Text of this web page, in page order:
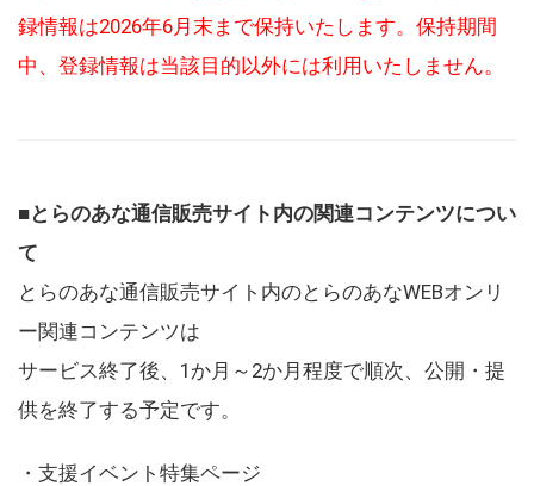
録情報は2026年6月末まで保持いたします。保持期間
中、登録情報は当該目的以外には利用いたしません。
■とらのあな通信販売サイト内の関連コンテンツについ
て
とらのあな通信販売サイト内のとらのあなWEBオンリ
ー関連コンテンツは
サービス終了後、1か月～2か月程度で順次、公開・提
供を終了する予定です。
・支援イベント特集ページ